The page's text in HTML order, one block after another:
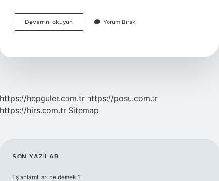
Devamını okuyun
Gebelik
Yorum Bırak
https://hepguler.com.tr https://posu.com.tr
https://hirs.com.tr Sitemap
SIDEBAR
SON YAZILAR
Eş anlamlı arı ne demek ?